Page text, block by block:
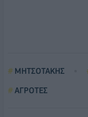
ΜΗΤΣΟΤΑΚΗΣ
ΑΓΡΟΤΕΣ